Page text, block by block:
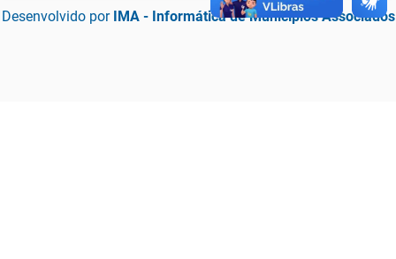
Desenvolvido por IMA - Informática de Municípios Associados